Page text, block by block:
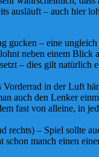
ausläuft – auch hier
gucken – eine
neben einem
– dies gilt natürlich
in der Luft
auch den Lenker
fast von alleine, in
rechts) – Spiel sollte
manch einen